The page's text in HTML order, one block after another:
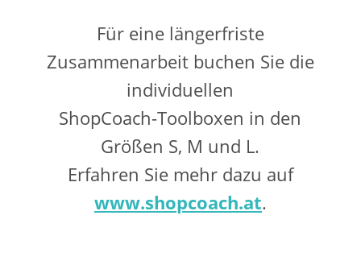
Für eine längerfriste
Zusammenarbeit buchen Sie die
individuellen
ShopCoach-Toolboxen in den
Größen S, M und L.
Erfahren Sie mehr dazu auf
www.shopcoach.at.